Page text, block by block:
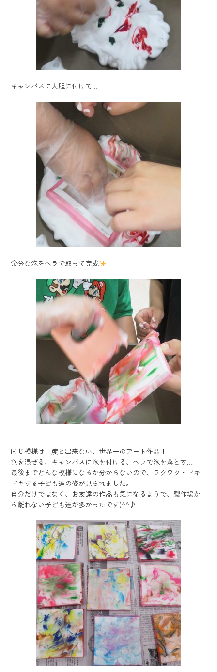
キャンバスに大胆に付けて…
余分な泡をヘラで取って完成
同じ模様は二度と出来ない、世界一のアート作品！
色を混ぜる、キャンバスに泡を付ける、ヘラで泡を落とす…
最後までどんな模様になるか分からないので、ワクワク・ドキ
ドキする子ども達の姿が見られました。
自分だけではなく、お友達の作品も気になるようで、製作場か
ら離れない子ども達が多かったです(^^♪